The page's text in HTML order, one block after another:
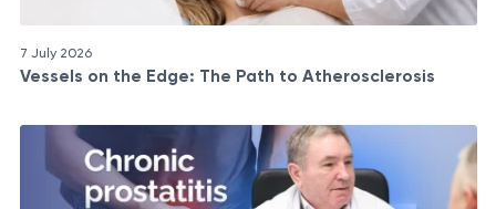
7 July 2026
Vessels on the Edge: The Path to Atherosclerosis